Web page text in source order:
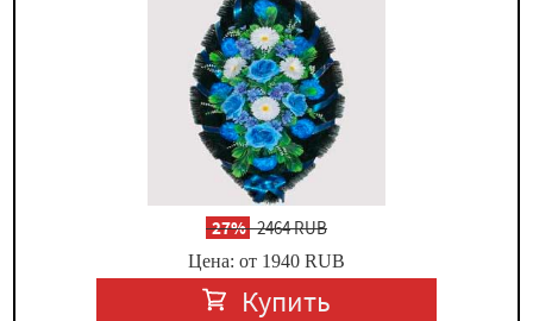
-27%2464 RUB
Цена: от 1940 RUB
Купить